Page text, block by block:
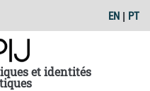
EN | PT
et identités